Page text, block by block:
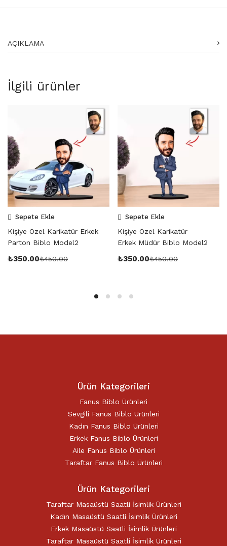
AÇIKLAMA
İlgili ürünler
Sepete Ekle
Kişiye Özel Karikatür Erkek
Parton Biblo Model2
₺350.00₺450.00
Sepete Ekle
Kişiye Özel Karikatür
Erkek Müdür Biblo Model2
₺350.00₺450.00
Ürün Kategorileri
Fanus Biblo Ürünleri
Sevgili Fanus Biblo Ürünleri
Kadın Fanus Biblo Ürünleri
Erkek Fanus Biblo Ürünleri
Aile Fanus Biblo Ürünleri
Taraftar Fanus Biblo Ürünleri
Ürün Kategorileri
Taraftar Masaüstü Saatli İsimlik Ürünleri
Kadın Masaüstü Saatli İsimlik Ürünleri
Erkek Masaüstü Saatli İsimlik Ürünleri
Taraftar Masaüstü Saatli İsimlik Ürünleri